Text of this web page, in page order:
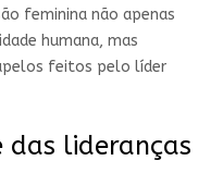
feminina não apenas
humana, mas
feitos pelo líder
das lideranças